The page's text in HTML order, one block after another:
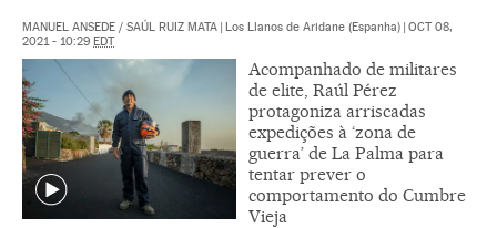
MANUEL ANSEDE / SAÚL RUIZ MATA | Los Llanos de Aridane (Espanha) | OCT 08,
2021 - 10:29 EDT
Acompanhado de militares
de elite, Raúl Pérez
protagoniza arriscadas
expedições à ‘zona de
guerra’ de La Palma para
tentar prever o
comportamento do Cumbre
Vieja